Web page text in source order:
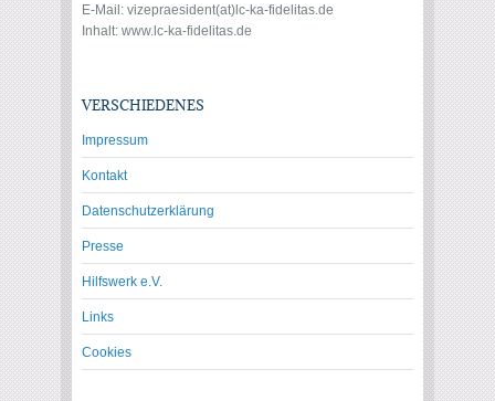
E-Mail: vizepraesident(at)lc-ka-fidelitas.de
Inhalt: www.lc-ka-fidelitas.de
VERSCHIEDENES
Impressum
Kontakt
Datenschutzerklärung
Presse
Hilfswerk e.V.
Links
Cookies